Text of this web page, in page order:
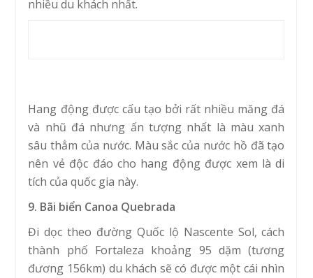
nhiều du khách nhất.
Hang động được cấu tạo bởi rất nhiều măng đá
và nhũ đá nhưng ấn tượng nhất là màu xanh
sâu thẳm của nước. Màu sắc của nước hồ đã tạo
nên vẻ độc đáo cho hang động được xem là di
tích của quốc gia này.
9. Bãi biển Canoa Quebrada
Đi dọc theo đường Quốc lộ Nascente Sol, cách
thành phố Fortaleza khoảng 95 dặm (tương
đương 156km) du khách sẽ có được một cái nhìn